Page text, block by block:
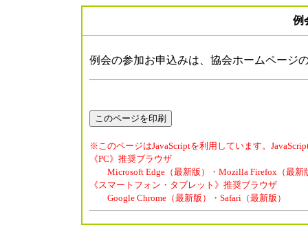
例
例会の参加お申込みは、協会ホームページ
※このページはJavaScriptを利用しています。
《PC》推奨ブラウザ
Microsoft Edge（最新版）・Mozilla Firefox（最新
《スマートフォン・タブレット》推奨ブラウザ
Google Chrome（最新版）・Safari（最新版）